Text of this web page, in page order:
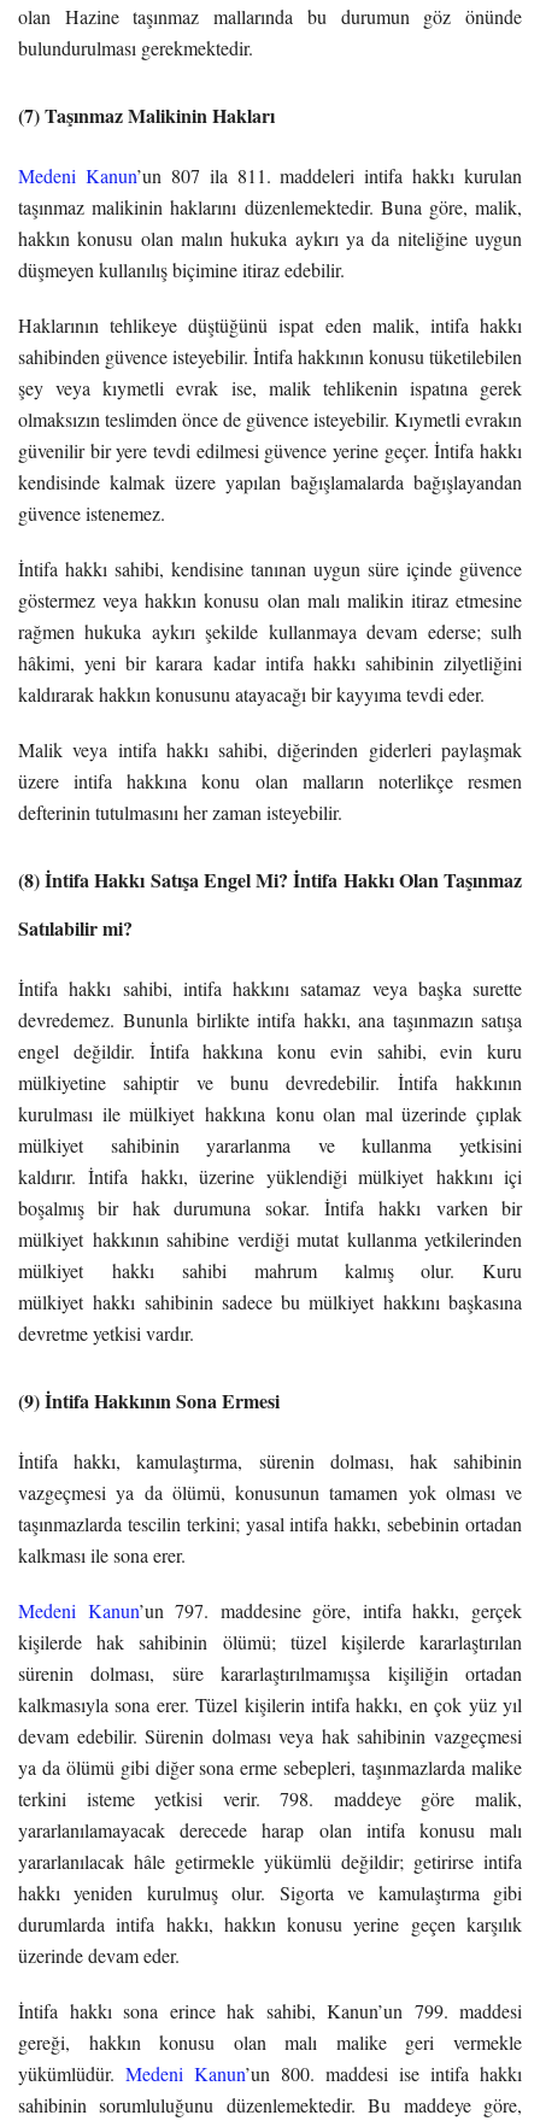
olan Hazine taşınmaz mallarında bu durumun göz önünde
bulundurulması gerekmektedir.
(7) Taşınmaz Malikinin Hakları
Medeni Kanun’un 807 ila 811. maddeleri intifa hakkı kurulan
taşınmaz malikinin haklarını düzenlemektedir. Buna göre, malik,
hakkın konusu olan malın hukuka aykırı ya da niteliğine uygun
düşmeyen kullanılış biçimine itiraz edebilir.
Haklarının tehlikeye düştüğünü ispat eden malik, intifa hakkı
sahibinden güvence isteyebilir. İntifa hakkının konusu tüketilebilen
şey veya kıymetli evrak ise, malik tehlikenin ispatına gerek
olmaksızın teslimden önce de güvence isteyebilir. Kıymetli evrakın
güvenilir bir yere tevdi edilmesi güvence yerine geçer. İntifa hakkı
kendisinde kalmak üzere yapılan bağışlamalarda bağışlayandan
güvence istenemez.
İntifa hakkı sahibi, kendisine tanınan uygun süre içinde güvence
göstermez veya hakkın konusu olan malı malikin itiraz etmesine
rağmen hukuka aykırı şekilde kullanmaya devam ederse; sulh
hâkimi, yeni bir karara kadar intifa hakkı sahibinin zilyetliğini
kaldırarak hakkın konusunu atayacağı bir kayyıma tevdi eder.
Malik veya intifa hakkı sahibi, diğerinden giderleri paylaşmak
üzere intifa hakkına konu olan malların noterlikçe resmen
defterinin tutulmasını her zaman isteyebilir.
(8) İntifa Hakkı Satışa Engel Mi?İntifa HakkıOlan Taşınmaz
Satılabilir mi?
İntifa hakkı sahibi, intifa hakkını satamaz veya başka surette
devredemez. Bununla birlikte intifa hakkı, ana taşınmazın satışa
engel değildir. İntifa hakkına konu evin sahibi, evin kuru
mülkiyetine sahiptir ve bunu devredebilir. İntifa hakkının
kurulması ile mülkiyet hakkına konu olan mal üzerinde çıplak
mülkiyet sahibinin yararlanma ve kullanma yetkisini
kaldırır.İntifa hakkı, üzerine yüklendiği mülkiyet hakkını içi
boşalmış bir hak durumuna sokar. İntifa hakkı varken bir
mülkiyet hakkının sahibine verdiği mutat kullanma yetkilerinden
mülkiyet hakkı sahibi mahrum kalmış olur. Kuru
mülkiyet hakkı sahibinin sadece bu mülkiyet hakkını başkasına
devretme yetkisi vardır.
(9) İntifa Hakkının Sona Ermesi
İntifa hakkı, kamulaştırma, sürenin dolması, hak sahibinin
vazgeçmesi ya da ölümü, konusunun tamamen yok olması ve
taşınmazlarda tescilin terkini; yasal intifa hakkı, sebebinin ortadan
kalkması ile sona erer.
Medeni Kanun’un 797. maddesine göre, intifa hakkı, gerçek
kişilerde hak sahibinin ölümü; tüzel kişilerde kararlaştırılan
sürenin dolması, süre kararlaştırılmamışsa kişiliğin ortadan
kalkmasıyla sona erer. Tüzel kişilerin intifa hakkı, en çok yüz yıl
devam edebilir. Sürenin dolması veya hak sahibinin vazgeçmesi
ya da ölümü gibi diğer sona erme sebepleri, taşınmazlarda malike
terkini isteme yetkisi verir. 798. maddeye göre malik,
yararlanılamayacak derecede harap olan intifa konusu malı
yararlanılacak hâle getirmekle yükümlü değildir; getirirse intifa
hakkı yeniden kurulmuş olur. Sigorta ve kamulaştırma gibi
durumlarda intifa hakkı, hakkın konusu yerine geçen karşılık
üzerinde devam eder.
İntifa hakkı sona erince hak sahibi, Kanun’un 799. maddesi
gereği, hakkın konusu olan malı malike geri vermekle
yükümlüdür. Medeni Kanun’un 800. maddesi ise intifa hakkı
sahibinin sorumluluğunu düzenlemektedir. Bu maddeye göre,